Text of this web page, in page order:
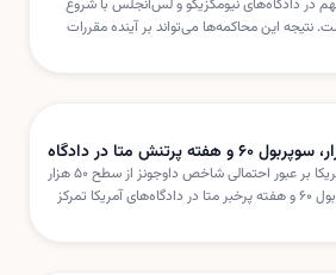
در دادگاه‌های نیومکزیکو و لس‌آنجلس با شروع
نتیجه این محاکمه‌ها می‌تواند بر آینده مقررات
تأثیر بگذارد.
گزارش صبحگاهی بازارهای آمریکا بر عبور احتمالی شاخص داوجونز از سطح ۵۰ هزار
واحد، حواشی اقتصادی سوپربول ۶۰ و هفته پرخبر متا در دادگاه‌های آمریکا تمرکز
سهام فناوری را در کوتاه‌مدت تحت تأثیر قرار دهد.